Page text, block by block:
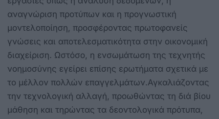
αναγνώριση προτύπων και η προγνωστική
μοντελοποίηση, προσφέροντας πρωτοφανείς
γνώσεις και αποτελεσματικότητα στην οικονομική
διαχείριση. Ωστόσο, η ενσωμάτωση της τεχνητής
νοημοσύνης εγείρει επίσης ερωτήματα σχετικά με
το μέλλον πολλών επαγγελμάτων.Αγκαλιάζοντας
την τεχνολογική αλλαγή, προωθώντας τη διά βίου
μάθηση και τηρώντας τα δεοντολογικά πρότυπα,